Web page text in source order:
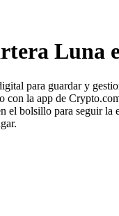
Luna
para guardar y
con la app de
el bolsillo para seguir la